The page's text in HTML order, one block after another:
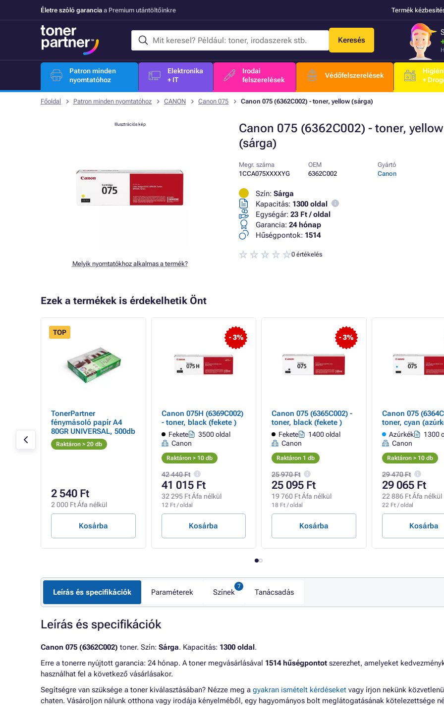
Életre szóló garancia a Premium utántöltőinkre Termék
Keresés
Patron minden
nyomtatóhoz
Elektronika
+ IT
Irodai
felszerelések
Védőfelszerelések
+
Főoldal Patron minden nyomtatóhoz CANON Canon 075 Canon 075 (6362C002) - toner, yellow (sárga)
Canon 075 (6362C002) - toner, yellow
(sárga)
Illusztrációs kép
Melyik nyomtatókhoz alkalmas a termék?
Megr. száma
1CCA075XXXXYG
OEM
6362C002
Gyártó
Canon
Szín: Sárga
Kapacitás: 1300 oldal
Egységár: 23 Ft / oldal
Garancia: 24 hónap
Hűségpontok: 1514
0 értékelés
Ezek a termékek is érdekelhetik Önt
TOP
TonerPartner
fénymásoló papír A4
80GR UNIVERSAL, 500db
Raktáron > 20 db
2 540 Ft
2 000 Ft Áfa nélkül
Kosárba
- 3%
Canon 075H (6369C002)
- toner, black (fekete )
Fekete
3500 oldal
Canon
Raktáron > 10 db
42 440 Ft
41 015 Ft
32 295 Ft Áfa nélkül
12 Ft / oldal
Kosárba
- 3%
Canon 075 (6365C002) -
toner, black (fekete )
Fekete
1400 oldal
Canon
Raktáron 1 db
25 970 Ft
25 095 Ft
19 760 Ft Áfa nélkül
18 Ft / oldal
Kosárba
Canon 075
toner, cyan
Azúrkék
1300
Canon
Raktáron > 10 db
29 470 Ft
29 065 Ft
22 886 Ft Áfa nélkül
22 Ft / oldal
Kosárba
Leírás és specifikációk Paraméterek Színek Tanácsadás
Leírás és specifikációk
Canon 075 (6362C002) toner. Szín: Sárga. Kapacitás: 1300 oldal.
Erre a tonerre nyújtott garancia: 24 hónap. A toner megvásárlásával 1514 hűségpontot szerezhet, amelyeket
használhat fel a következő vásárlásakor.
Segítségre van szüksége a toner kiválasztásában? Nézze meg a gyakran ismételt kérdéseket vagy írjon nekünk
chaten. Vásároljon nálunk otthona vagy irodája kényelméből, egy hagyományos bolt meglátogatásának kötelezettsége